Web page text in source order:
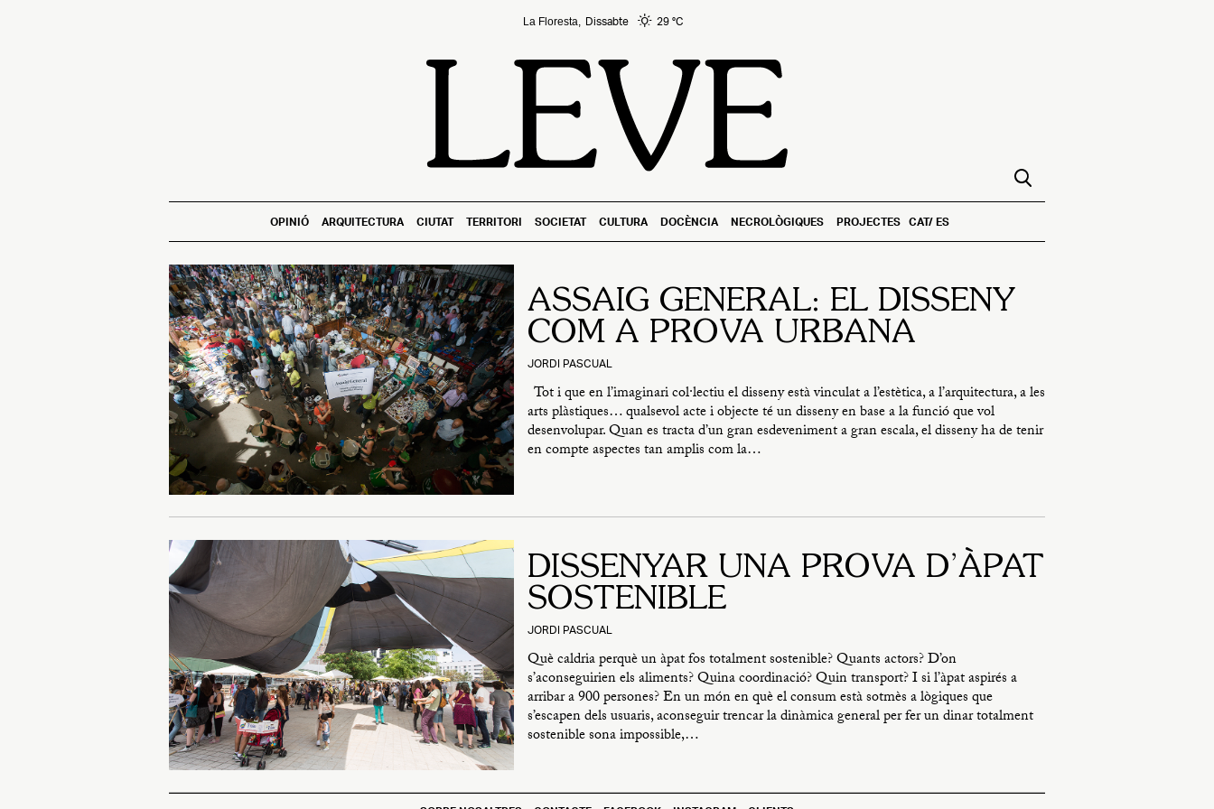
La Floresta, Dissabte 29 °C
OPINIÓ ARQUITECTURA CIUTAT TERRITORI SOCIETAT CULTURA DOCÈNCIA NECROLÒGIQUES PROJECTES CAT ES
ASSAIG GENERAL: EL DISSENY
COM A PROVA URBANA
JORDI PASCUAL
Tot i que en l’imaginari col·lectiu el disseny està vinculat a l’estètica, a l’arquitectura, a les
arts plàstiques… qualsevol acte i objecte té un disseny en base a la funció que vol
desenvolupar. Quan es tracta d’un gran esdeveniment a gran escala, el disseny ha de tenir
en compte aspectes tan amplis com la…
DISSENYAR UNA PROVA D’ÀPAT
SOSTENIBLE
JORDI PASCUAL
Què caldria perquè un àpat fos totalment sostenible? Quants actors? D’on
s’aconseguirien els aliments? Quina coordinació? Quin transport? I si l’àpat aspirés a
arribar a 900 persones? En un món en què el consum està sotmès a lògiques que
s’escapen dels usuaris, aconseguir trencar la dinàmica general per fer un dinar totalment
sostenible sona impossible,…